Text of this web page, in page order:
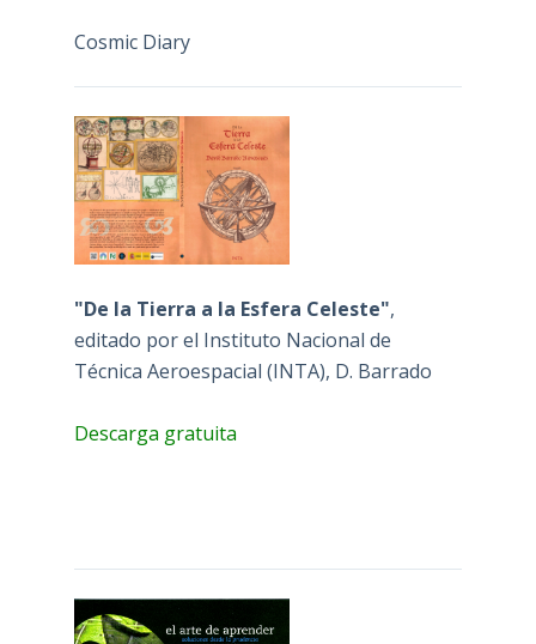
Cosmic Diary
"De la Tierra a la Esfera Celeste",
editado por el Instituto Nacional de
Técnica Aeroespacial (INTA), D. Barrado
Descarga gratuita